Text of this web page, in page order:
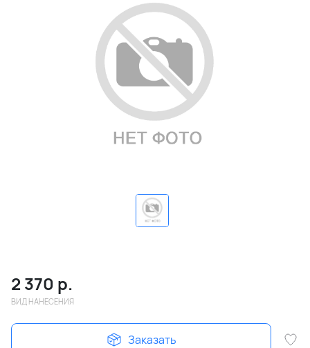
2 370 р.
ВИД НАНЕСЕНИЯ
Заказать